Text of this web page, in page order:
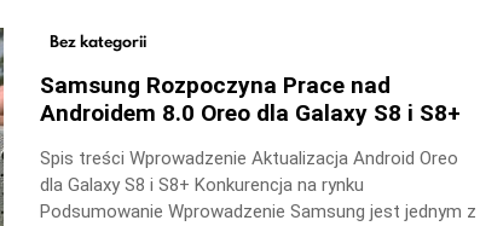
Bez kategorii
Samsung Rozpoczyna Prace nad
Androidem 8.0 Oreo dla Galaxy S8 i S8+
Spis treści Wprowadzenie Aktualizacja Android Oreo
dla Galaxy S8 i S8+ Konkurencja na rynku
Podsumowanie Wprowadzenie Samsung jest jednym z